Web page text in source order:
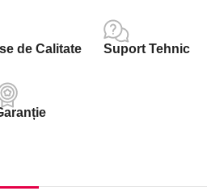
de Calitate Suport Tehnic